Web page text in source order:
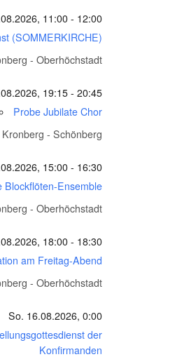
11:00 - 12:00
(SOMMERKIRCHE)
- Oberhöchstadt
19:15 - 20:45
Probe Jubilate Chor
Kronberg - Schönberg
15:00 - 16:30
Blockflöten-Ensemble
- Oberhöchstadt
18:00 - 18:30
am Freitag-Abend
- Oberhöchstadt
So. 16.08.2026, 0:00
der
Konfirmanden